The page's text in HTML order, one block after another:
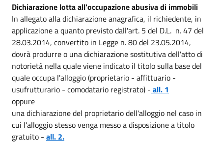
Dichiarazione lotta all'occupazione abusiva di immobili
In allegato alla dichiarazione anagrafica, il richiedente, in
applicazione a quanto previsto dall'art. 5 del D.L. n. 47 del
28.03.2014, convertito in Legge n. 80 del 23.05.2014,
dovrà produrre o una dichiarazione sostitutiva dell'atto di
notorietà nella quale viene indicato il titolo sulla base del
quale occupa l'alloggio (proprietario - affittuario -
usufrutturario - comodatario registrato) - all. 1
oppure
una dichiarazione del proprietario dell'alloggio nel caso in
cui l'alloggio stesso venga messo a disposizione a titolo
gratuito - all. 2.